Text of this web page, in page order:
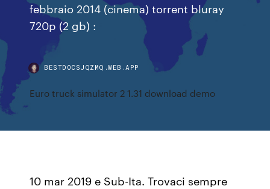
febbraio 2014 (cinema) torrent bluray
720p (2 gb) :
BESTDOCSJQZMQ.WEB.APP
Euro truck simulator 2 1.31 download demo
10 mar 2019 e Sub-Ita. Trovaci sempre